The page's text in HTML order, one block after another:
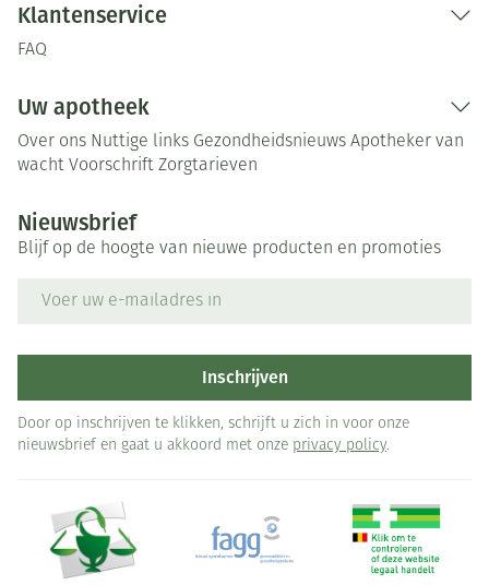
Klantenservice
FAQ
Uw apotheek
Over ons Nuttige links Gezondheidsnieuws Apotheker van
wacht Voorschrift Zorgtarieven
Nieuwsbrief
Blijf op de hoogte van nieuwe producten en promoties
Inschrijven
Door op inschrijven te klikken, schrijft u zich in voor onze
nieuwsbrief en gaat u akkoord met onze privacy policy.